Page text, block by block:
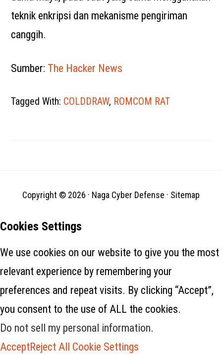
teknik enkripsi dan mekanisme pengiriman
canggih.
Sumber: The Hacker News
Tagged With: COLDDRAW, ROMCOM RAT
Copyright © 2026 · Naga Cyber Defense · Sitemap
Cookies Settings
We use cookies on our website to give you the most
relevant experience by remembering your
preferences and repeat visits. By clicking “Accept”,
you consent to the use of ALL the cookies.
Do not sell my personal information.
AcceptReject All Cookie Settings